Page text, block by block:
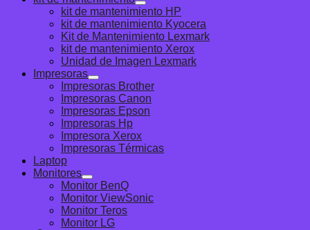
kit de mantenimiento HP
kit de mantenimiento Kyocera
Kit de Mantenimiento Lexmark
kit de mantenimiento Xerox
Unidad de Imagen Lexmark
Impresoras
Impresoras Brother
Impresoras Canon
Impresoras Epson
Impresoras Hp
Impresora Xerox
Impresoras Térmicas
Laptop
Monitores
Monitor BenQ
Monitor ViewSonic
Monitor Teros
Monitor LG